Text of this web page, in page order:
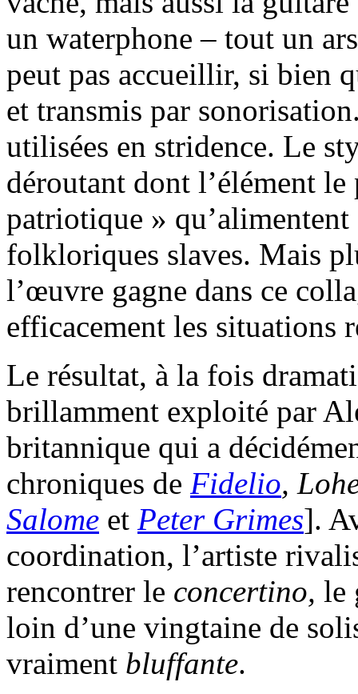
un waterphone – tout un
peut pas accueillir, si bien
et transmis par
utilisées en stridence. Le
déroutant dont l’élément
patriotique » qu’alimentent
folkloriques slaves. Mais
l’œuvre gagne dans ce
efficacement les situations
Le résultat, à la fois
brillamment exploité par
britannique qui a
chroniques de Fidelio,
Salome et Peter Grimes].
coordination, l’artiste
rencontrer le concertino, le
loin d’une vingtaine de
vraiment bluffante.